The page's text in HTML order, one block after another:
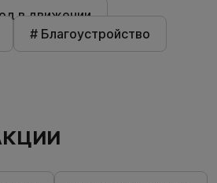
в движении
# Благоустройство